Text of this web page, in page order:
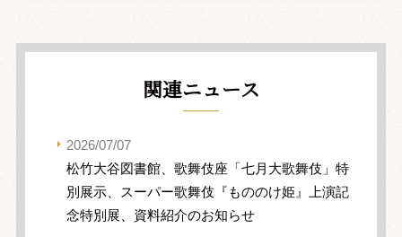
関連ニュース
2026/07/07
松竹大谷図書館、歌舞伎座「七月大歌舞伎」特
別展示、スーパー歌舞伎『もののけ姫』上演記
念特別展、資料紹介のお知らせ